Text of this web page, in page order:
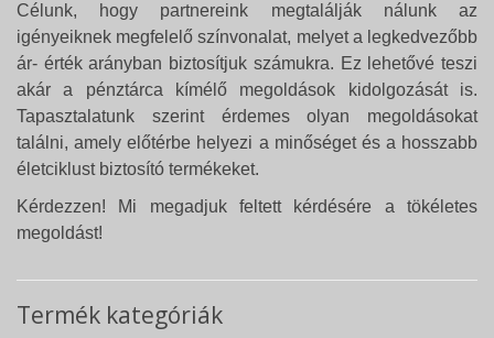
Célunk, hogy partnereink megtalálják nálunk az
igényeiknek megfelelő színvonalat, melyet a legkedvezőbb
ár- érték arányban biztosítjuk számukra. Ez lehetővé teszi
akár a pénztárca kímélő megoldások kidolgozását is.
Tapasztalatunk szerint érdemes olyan megoldásokat
találni, amely előtérbe helyezi a minőséget és a hosszabb
életciklust biztosító termékeket.
Kérdezzen! Mi megadjuk feltett kérdésére a tökéletes
megoldást!
Termék kategóriák